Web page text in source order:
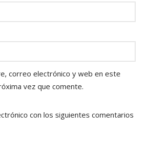
correo electrónico y web en este
vez que comente.
con los siguientes comentarios